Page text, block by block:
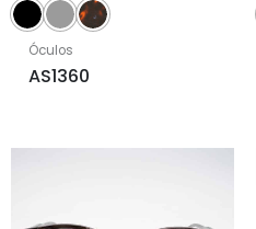
Óculos
AS1360